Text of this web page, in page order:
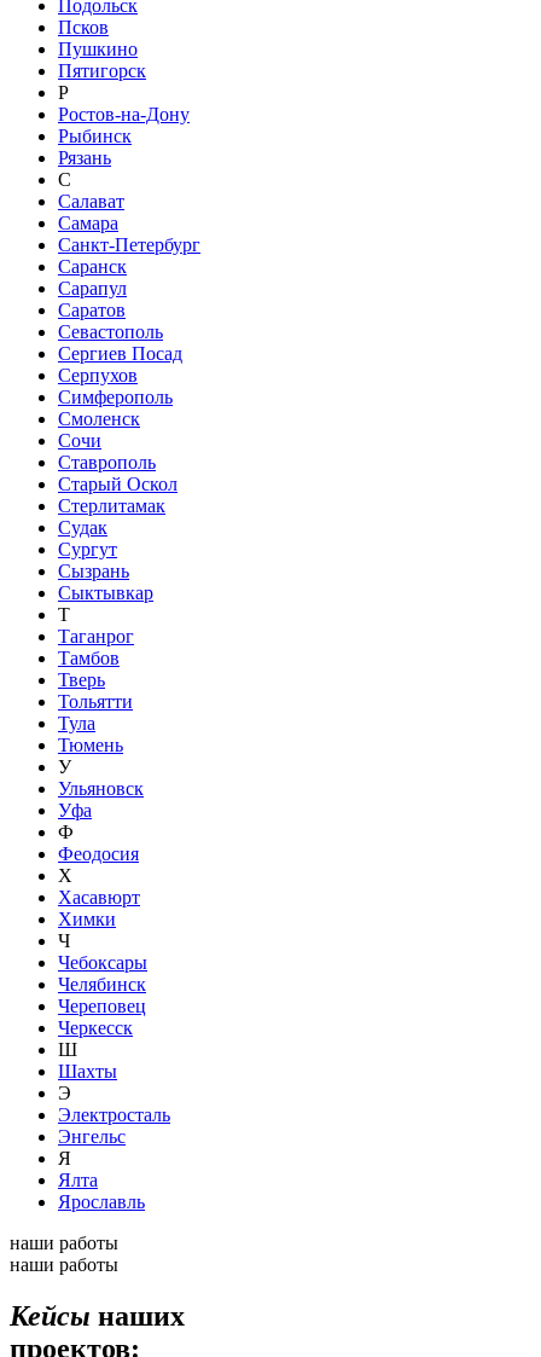
Подольск
Псков
Пушкино
Пятигорск
Р
Ростов-на-Дону
Рыбинск
Рязань
С
Салават
Самара
Санкт-Петербург
Саранск
Сарапул
Саратов
Севастополь
Сергиев Посад
Серпухов
Симферополь
Смоленск
Сочи
Ставрополь
Старый Оскол
Стерлитамак
Судак
Сургут
Сызрань
Сыктывкар
Т
Таганрог
Тамбов
Тверь
Тольятти
Тула
Тюмень
У
Ульяновск
Уфа
Ф
Феодосия
Х
Хасавюрт
Химки
Ч
Чебоксары
Челябинск
Череповец
Черкесск
Ш
Шахты
Э
Электросталь
Энгельс
Я
Ялта
Ярославль
наши работы
наши работы
Кейсы наших
проектов: